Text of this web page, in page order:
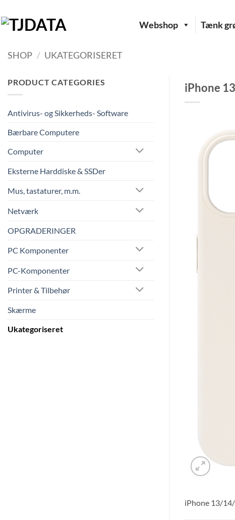
til
indhold
Webshop Tænk
SHOP / UKATEGORISERET
PRODUCT CATEGORIES
Antivirus- og Sikkerheds- Software
Bærbare Computere
Computer
Eksterne Harddiske & SSDer
Mus, tastaturer, m.m.
Netværk
OPGRADERINGER
PC Komponenter
PC-Komponenter
Printer & Tilbehør
Skærme
Ukategoriseret
iPhone
iPhone 13/